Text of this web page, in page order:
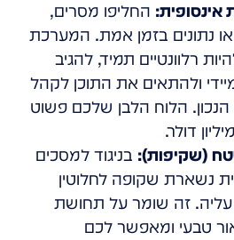
אינסופית: החליפו מסרים,
נתונים בזמן אמת. המערכת
רלוונטיים תמיד, להגיב
ולהתאים את התוכן לקהל
הנכון. הלוח הלבן שלכם פשוט
דולר.
(שקיפות): בניגוד למסכים
נשארת שקופה לחלוטין
עליה. זה שומר על תחושת
טבעי ומאפשר לכם